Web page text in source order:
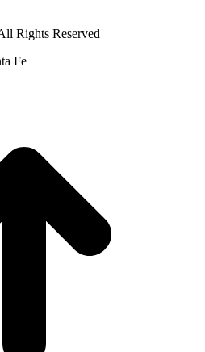
Rights Reserved
Fe